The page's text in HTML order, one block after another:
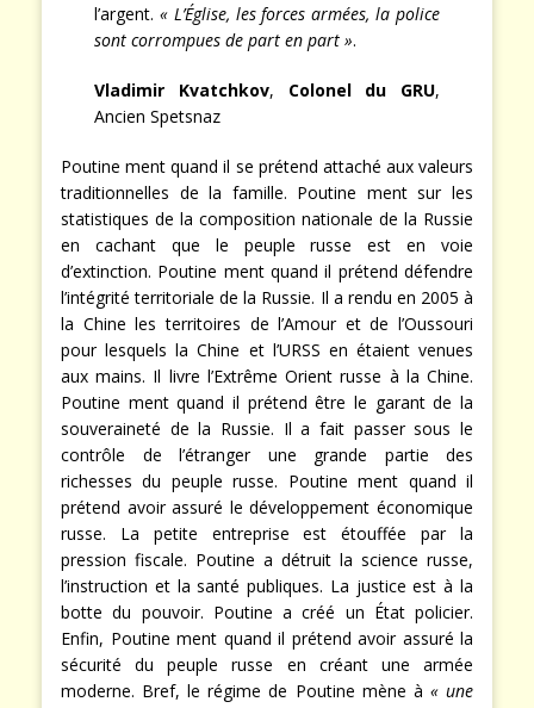
l’argent. « L’Église, les forces armées, la police
sont corrompues de part en part ».
Vladimir Kvatchkov, Colonel du GRU,
Ancien Spetsnaz
Poutine ment quand il se prétend attaché aux valeurs
traditionnelles de la famille. Poutine ment sur les
statistiques de la composition nationale de la Russie
en cachant que le peuple russe est en voie
d’extinction. Poutine ment quand il prétend défendre
l’intégrité territoriale de la Russie. Il a rendu en 2005 à
la Chine les territoires de l’Amour et de l’Oussouri
pour lesquels la Chine et l’URSS en étaient venues
aux mains. Il livre l’Extrême Orient russe à la Chine.
Poutine ment quand il prétend être le garant de la
souveraineté de la Russie. Il a fait passer sous le
contrôle de l’étranger une grande partie des
richesses du peuple russe. Poutine ment quand il
prétend avoir assuré le développement économique
russe. La petite entreprise est étouffée par la
pression fiscale. Poutine a détruit la science russe,
l’instruction et la santé publiques. La justice est à la
botte du pouvoir. Poutine a créé un État policier.
Enfin, Poutine ment quand il prétend avoir assuré la
sécurité du peuple russe en créant une armée
moderne. Bref, le régime de Poutine mène à « une